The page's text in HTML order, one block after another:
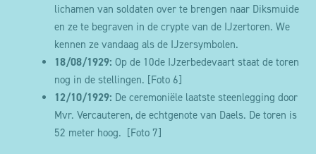
lichamen van soldaten over te brengen naar Diksmuide
en ze te begraven in de crypte van de IJzertoren. We
kennen ze vandaag als de IJzersymbolen.
18/08/1929: Op de 10de IJzerbedevaart staat de toren
nog in de stellingen. [Foto 6]
12/10/1929: De ceremoniële laatste steenlegging door
Mvr. Vercauteren, de echtgenote van Daels. De toren is
52 meter hoog. [Foto 7]